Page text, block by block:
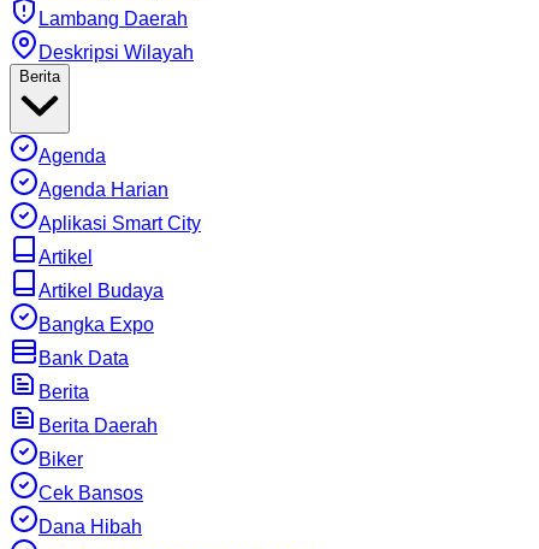
Lambang Daerah
Deskripsi Wilayah
Berita
Agenda
Agenda Harian
Aplikasi Smart City
Artikel
Artikel Budaya
Bangka Expo
Bank Data
Berita
Berita Daerah
Biker
Cek Bansos
Dana Hibah